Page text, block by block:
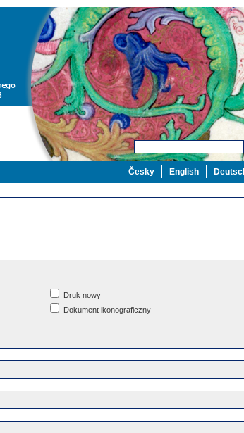
English
Česky
Druk nowy
Dokument ikonograficzny